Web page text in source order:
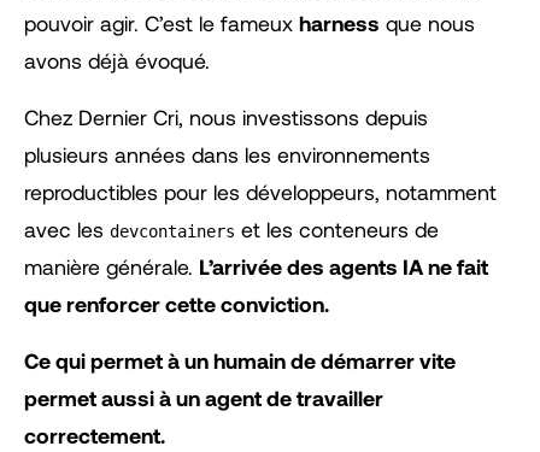
pouvoir agir. C’est le fameux harness que nous
avons déjà évoqué.
Chez Dernier Cri, nous investissons depuis
plusieurs années dans les environnements
reproductibles pour les développeurs, notamment
avec les devcontainers et les conteneurs de
manière générale. L’arrivée des agents IA ne fait
que renforcer cette conviction.
Ce qui permet à un humain de démarrer vite
permet aussi à un agent de travailler
correctement.